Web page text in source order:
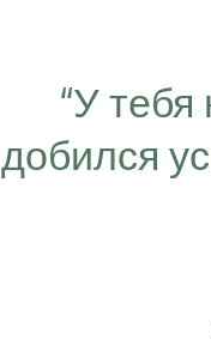
“У
добился